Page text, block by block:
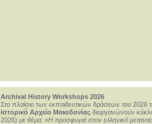
Archival History Workshops 2026
Στο πλαίσιο των εκπαιδευτικών δράσεων του 2026
Ιστορικό Αρχείο Μακεδονίας διοργανώνουν
2026) με θέμα: «Η προσφυγιά στον ελληνικό